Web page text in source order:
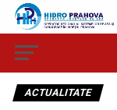
ACTUALITATE